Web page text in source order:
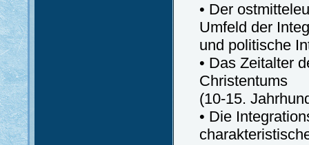
• Der
Umfeld der
und politische
• Das Zeitalter
Christentums
(10-15.
• Die